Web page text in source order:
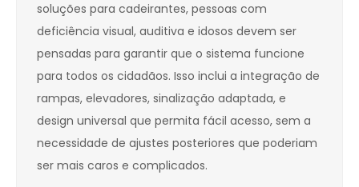
soluções para cadeirantes, pessoas com
deficiência visual, auditiva e idosos devem ser
pensadas para garantir que o sistema funcione
para todos os cidadãos. Isso inclui a integração de
rampas, elevadores, sinalização adaptada, e
design universal que permita fácil acesso, sem a
necessidade de ajustes posteriores que poderiam
ser mais caros e complicados.